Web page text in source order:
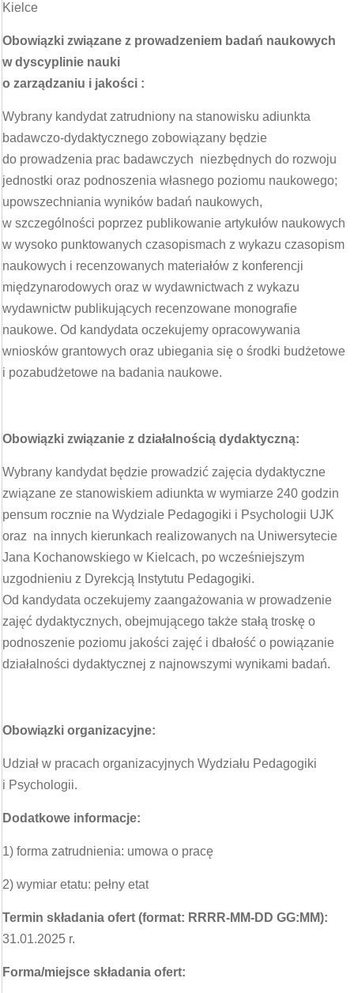
Kielce
Obowiązki związane z prowadzeniem badań naukowych
w dyscyplinie nauki
o zarządzaniu i jakości :
Wybrany kandydat zatrudniony na stanowisku adiunkta
badawczo-dydaktycznego zobowiązany będzie
do prowadzenia prac badawczych niezbędnych do rozwoju
jednostki oraz podnoszenia własnego poziomu naukowego;
upowszechniania wyników badań naukowych,
w szczególności poprzez publikowanie artykułów naukowych
w wysoko punktowanych czasopismach z wykazu czasopism
naukowych i recenzowanych materiałów z konferencji
międzynarodowych oraz w wydawnictwach z wykazu
wydawnictw publikujących recenzowane monografie
naukowe. Od kandydata oczekujemy opracowywania
wniosków grantowych oraz ubiegania się o środki budżetowe
i pozabudżetowe na badania naukowe.
Obowiązki związanie z działalnością dydaktyczną:
Wybrany kandydat będzie prowadzić zajęcia dydaktyczne
związane ze stanowiskiem adiunkta w wymiarze 240 godzin
pensum rocznie na Wydziale Pedagogiki i Psychologii UJK
oraz na innych kierunkach realizowanych na Uniwersytecie
Jana Kochanowskiego w Kielcach, po wcześniejszym
uzgodnieniu z Dyrekcją Instytutu Pedagogiki.
Od kandydata oczekujemy zaangażowania w prowadzenie
zajęć dydaktycznych, obejmującego także stałą troskę o
podnoszenie poziomu jakości zajęć i dbałość o powiązanie
działalności dydaktycznej z najnowszymi wynikami badań.
Obowiązki organizacyjne:
Udział w pracach organizacyjnych Wydziału Pedagogiki
i Psychologii.
Dodatkowe informacje:
1) forma zatrudnienia: umowa o pracę
2) wymiar etatu: pełny etat
Termin składania ofert (format: RRRR-MM-DD GG:MM):
31.01.2025 r.
Forma/miejsce składania ofert: